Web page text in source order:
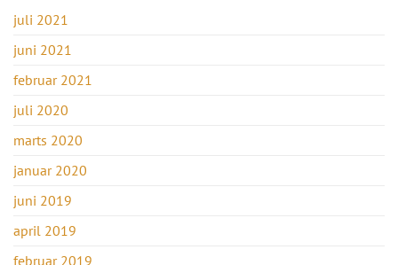
juli 2021
juni 2021
februar 2021
juli 2020
marts 2020
januar 2020
juni 2019
april 2019
februar 2019